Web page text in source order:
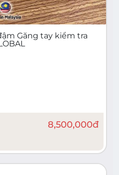
Găng tay kiểm tra
8,500,000đ